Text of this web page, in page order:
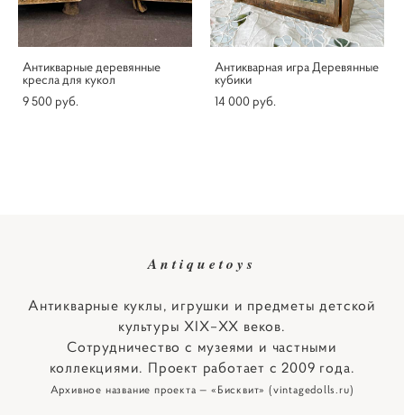
Антикварные деревянные
кресла для кукол
9 500 pуб.
Антикварная игра Деревянные
кубики
14 000 pуб.
Antiquetoys
Антикварные куклы, игрушки и предметы детской
культуры XIX–XX веков.
Сотрудничество с музеями и частными
коллекциями. Проект работает с 2009 года.
Архивное название проекта — «Бисквит» (vintagedolls.ru)